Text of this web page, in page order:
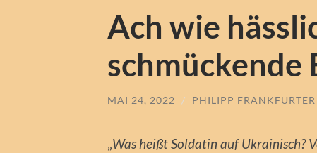
Ach wie
MAI 24, 2022 / PHILIPP FRANKFURTER
„Was heißt Soldatin auf Ukrainisch?